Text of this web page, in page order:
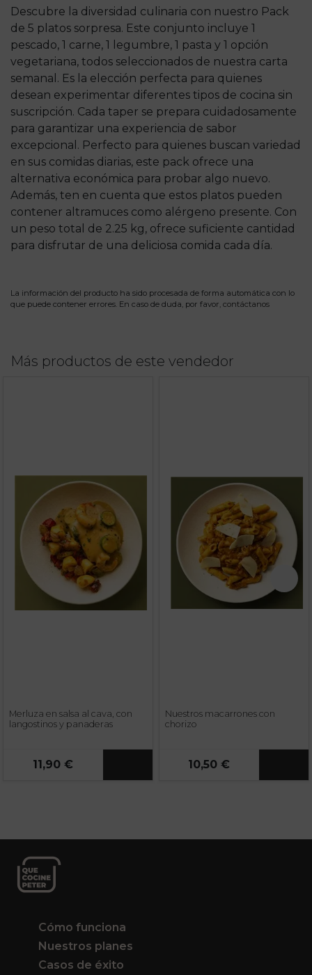
Descubre la diversidad culinaria con nuestro Pack
de 5 platos sorpresa. Este conjunto incluye 1
pescado, 1 carne, 1 legumbre, 1 pasta y 1 opción
vegetariana, todos seleccionados de nuestra carta
semanal. Es la elección perfecta para quienes
desean experimentar diferentes tipos de cocina sin
suscripción. Cada taper se prepara cuidadosamente
para garantizar una experiencia de sabor
excepcional. Perfecto para quienes buscan variedad
en sus comidas diarias, este pack ofrece una
alternativa económica para probar algo nuevo.
Además, ten en cuenta que estos platos pueden
contener altramuces como alérgeno presente. Con
un peso total de 2.25 kg, ofrece suficiente cantidad
para disfrutar de una deliciosa comida cada día.
La información del producto ha sido procesada de forma automática con lo
que puede contener errores. En caso de duda, por favor, contáctanos
Más productos de este vendedor
Merluza en salsa al cava, con
langostinos y panaderas
11,90 €
Nuestros macarrones con
chorizo
10,50 €
Cómo funciona
Nuestros planes
Casos de éxito